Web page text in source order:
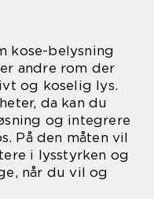
kose-belysning
andre rom der
og koselig lys.
da kan du
og integrere
På den måten vil
i lysstyrken og
når du vil og